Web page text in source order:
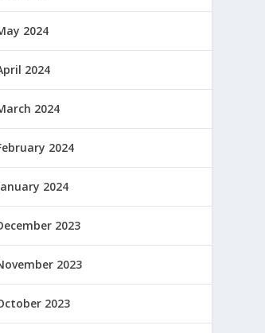
2024
2024
2024
2024
2024
2023
2023
2023